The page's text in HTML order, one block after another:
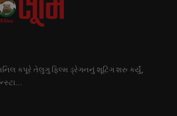
કપૂરે તેલુગુ ફિલ્મ ડ્રેગનનું શૂટિંગ શરુ કર્યું,